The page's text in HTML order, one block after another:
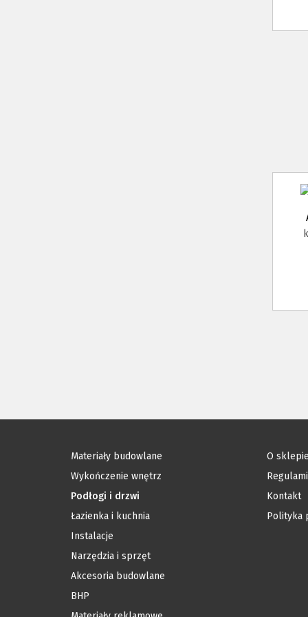
Materiały budowlane
Wykończenie wnętrz
Podłogi i drzwi
Łazienka i kuchnia
Instalacje
Narzędzia i sprzęt
Akcesoria budowlane
BHP
O
Kontakt
Polityka